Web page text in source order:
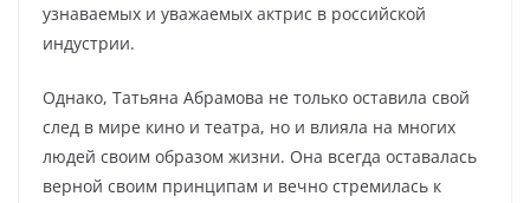
узнаваемых и уважаемых актрис в российской
индустрии.
Однако, Татьяна Абрамова не только оставила свой
след в мире кино и театра, но и влияла на многих
людей своим образом жизни. Она всегда оставалась
верной своим принципам и вечно стремилась к